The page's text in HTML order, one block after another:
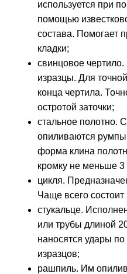
используется при
помощью
состава. Помогает
кладки;
свинцовое
изразцы. Для
конца чертила.
остротой заточки;
стальное полотно.
опиливаются румпы
форма клина
кромку не меньше
цикля.
Чаще всего
стукальце.
или трубы длиной
наносятся удары
изразцов;
рашпиль. Им